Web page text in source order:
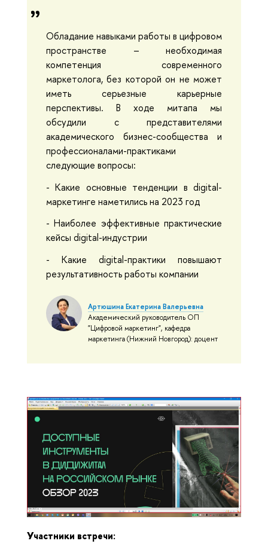
Обладание навыками работы в цифровом
пространстве – необходимая
компетенция современного
маркетолога, без которой он не может
иметь серьезные карьерные
перспективы. В ходе митапа мы
обсудили с представителями
академического бизнес-сообщества и
профессионалами-практиками
следующие вопросы:
- Какие основные тенденции в digital-
маркетинге наметились на 2023 год
- Наиболее эффективные практические
кейсы digital-индустрии
- Какие digital-практики повышают
результативность работы компании
Артюшина Екатерина Валерьевна
Академический руководитель ОП
"Цифровой маркетинг", кафедра
маркетинга (Нижний Новгород): доцент
Участники встречи: